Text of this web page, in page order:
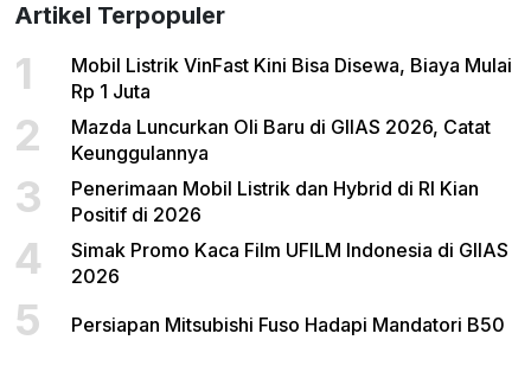
Artikel Terpopuler
1
Mobil Listrik VinFast Kini Bisa Disewa, Biaya Mulai
Rp 1 Juta
2
Mazda Luncurkan Oli Baru di GIIAS 2026, Catat
Keunggulannya
3
Penerimaan Mobil Listrik dan Hybrid di RI Kian
Positif di 2026
4
Simak Promo Kaca Film UFILM Indonesia di GIIAS
2026
5 Persiapan Mitsubishi Fuso Hadapi Mandatori B50